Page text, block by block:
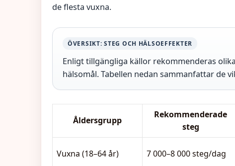
de flesta vuxna.
ÖVERSIKT: STEG OCH HÄLSOEFFEKTER
Enligt tillgängliga källor rekommenderas
hälsomål. Tabellen nedan sammanfattar de
Åldersgrupp
Rekommenderade
steg
Vuxna (18–64 år) 7 000–8 000 steg/dag